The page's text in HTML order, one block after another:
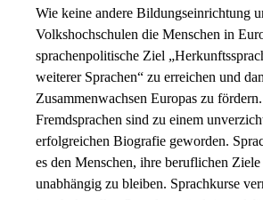
Wie keine andere Bildungseinrichtung
Volkshochschulen die Menschen in
sprachenpolitische Ziel
weiterer Sprachen“ zu erreichen und
Zusammenwachsen Europas zu fördern.
Fremdsprachen sind zu einem
erfolgreichen Biografie geworden.
es den Menschen, ihre beruflichen
unabhängig zu bleiben. Sprachkurse